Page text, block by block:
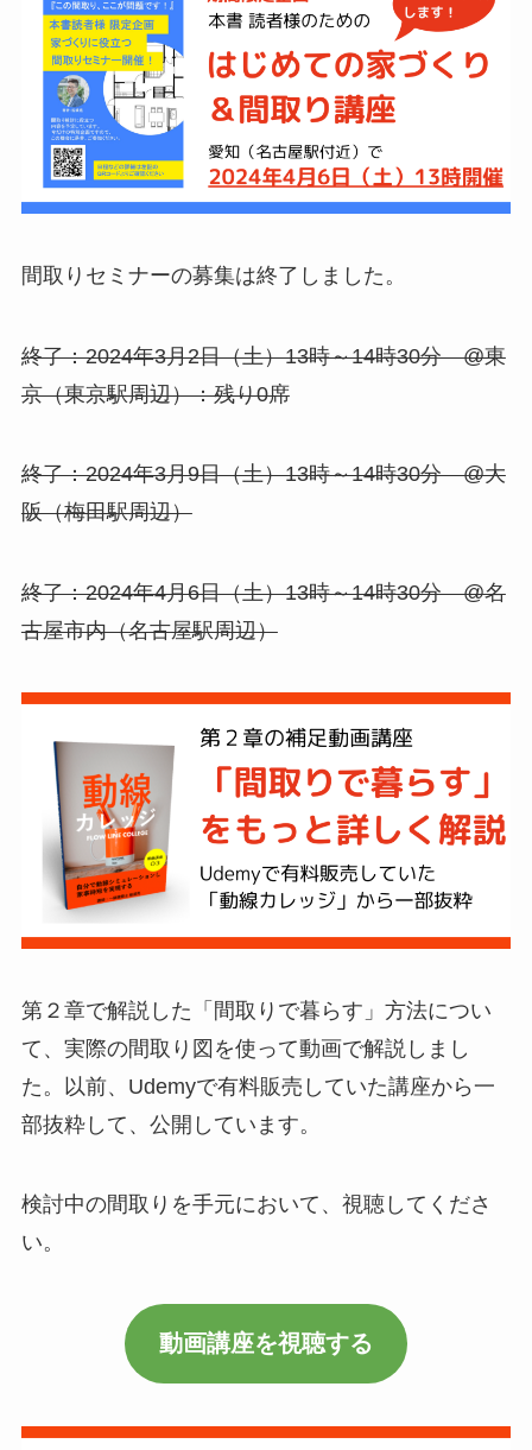
間取りセミナーの募集は終了しました。
終了：2024年3月2日（土）13時～14時30分 @東
京（東京駅周辺）：残り0席
終了：2024年3月9日（土）13時～14時30分 @大
阪（梅田駅周辺）
終了：2024年4月6日（土）13時～14時30分 @名
古屋市内（名古屋駅周辺）
第２章で解説した「間取りで暮らす」方法につい
て、実際の間取り図を使って動画で解説しまし
た。以前、Udemyで有料販売していた講座から一
部抜粋して、公開しています。
検討中の間取りを手元において、視聴してくださ
い。
動画講座を視聴する